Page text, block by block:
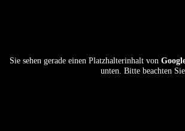
Sie sehen gerade einen Platzhalterinhalt von
unten. Bitte beachten